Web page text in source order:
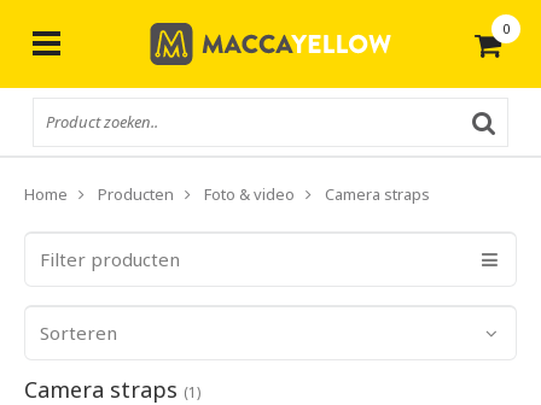
0
Home Producten Foto & video Camera straps
Filter producten
Sorteren
Camera straps (1)